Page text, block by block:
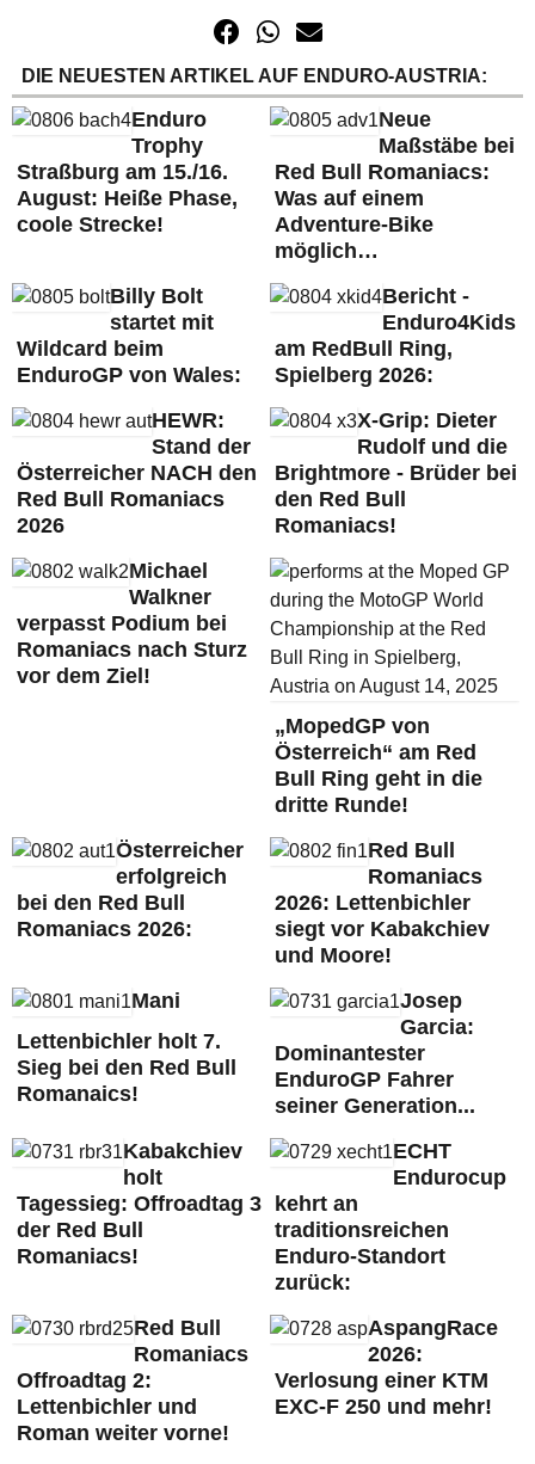
DIE NEUESTEN ARTIKEL AUF ENDURO-AUSTRIA:
Enduro
Trophy
Straßburg am 15./16.
August: Heiße Phase,
coole Strecke!
Neue
Maßstäbe bei
Red Bull Romaniacs:
Was auf einem
Adventure-Bike
möglich…
Billy Bolt
startet mit
Wildcard beim
EnduroGP von Wales:
Bericht -
Enduro4Kids
am RedBull Ring,
Spielberg 2026:
HEWR:
Stand der
Österreicher NACH den
Red Bull Romaniacs
2026
X-Grip: Dieter
Rudolf und die
Brightmore - Brüder bei
den Red Bull
Romaniacs!
Michael
Walkner
verpasst Podium bei
Romaniacs nach Sturz
vor dem Ziel!
„MopedGP von
Österreich“ am Red
Bull Ring geht in die
dritte Runde!
Österreicher
erfolgreich
bei den Red Bull
Romaniacs 2026:
Red Bull
Romaniacs
2026: Lettenbichler
siegt vor Kabakchiev
und Moore!
Mani
Lettenbichler holt 7.
Sieg bei den Red Bull
Romanaics!
Josep
Garcia:
Dominantester
EnduroGP Fahrer
seiner Generation...
Kabakchiev
holt
Tagessieg: Offroadtag 3
der Red Bull
Romaniacs!
ECHT
Endurocup
kehrt an
traditionsreichen
Enduro-Standort
zurück:
Red Bull
Romaniacs
Offroadtag 2:
Lettenbichler und
Roman weiter vorne!
AspangRace
2026:
Verlosung einer KTM
EXC-F 250 und mehr!